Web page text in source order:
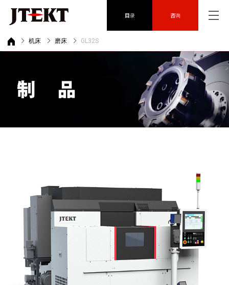
目录 咨询
机床 磨床 GL32S